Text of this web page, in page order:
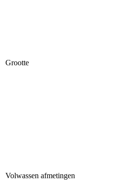
Grootte
Volwassen afmetingen